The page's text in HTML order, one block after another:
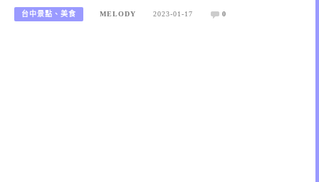
台中景點、美食 MELODY 2023-01-17 0